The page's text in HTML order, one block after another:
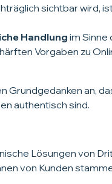
sichtbar wird,
Handlungim Sinne
Vorgaben zu
Grundgedanken an,
authentisch sind.
Lösungen von
von Kunden